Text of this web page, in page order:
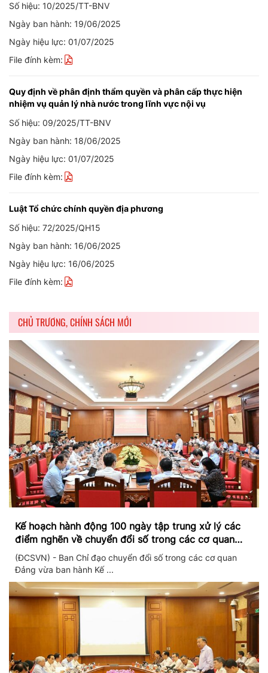
Số hiệu: 10/2025/TT-BNV
Ngày ban hành: 19/06/2025
Ngày hiệu lực: 01/07/2025
File đính kèm:
Quy định về phân định thẩm quyền và phân cấp thực hiện
nhiệm vụ quản lý nhà nước trong lĩnh vực nội vụ
Số hiệu: 09/2025/TT-BNV
Ngày ban hành: 18/06/2025
Ngày hiệu lực: 01/07/2025
File đính kèm:
Luật Tổ chức chính quyền địa phương
Số hiệu: 72/2025/QH15
Ngày ban hành: 16/06/2025
Ngày hiệu lực: 16/06/2025
File đính kèm:
CHỦ TRƯƠNG, CHÍNH SÁCH MỚI
Kế hoạch hành động 100 ngày tập trung xử lý các
điểm nghẽn về chuyển đổi số trong các cơ quan
Đảng
(ĐCSVN) - Ban Chỉ đạo chuyển đổi số trong các cơ quan
Đảng vừa ban hành Kế ...